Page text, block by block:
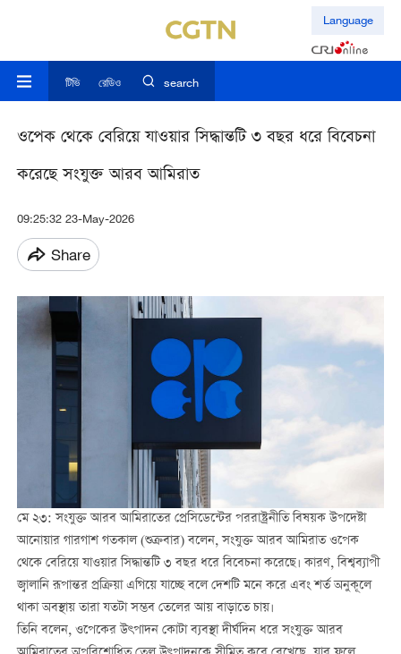
Language
টিভি রেডিও search
ওপেক থেকে বেরিয়ে যাওয়ার সিদ্ধান্তটি ৩ বছর ধরে বিবেচনা
করেছে সংযুক্ত আরব আমিরাত
09:25:32 23-May-2026
Share
মে ২৩: সংযুক্ত আরব আমিরাতের প্রেসিডেন্টের পররাষ্ট্রনীতি বিষয়ক উপদেষ্টা
আনোয়ার গারগাশ গতকাল (শুক্রবার) বলেন, সংযুক্ত আরব আমিরাত ওপেক
থেকে বেরিয়ে যাওয়ার সিদ্ধান্তটি ৩ বছর ধরে বিবেচনা করেছে। কারণ, বিশ্বব্যাপী
জ্বালানি রূপান্তর প্রক্রিয়া এগিয়ে যাচ্ছে বলে দেশটি মনে করে এবং শর্ত অনুকূলে
থাকা অবস্থায় তারা যতটা সম্ভব তেলের আয় বাড়াতে চায়।
তিনি বলেন, ওপেকের উৎপাদন কোটা ব্যবস্থা দীর্ঘদিন ধরে সংযুক্ত আরব